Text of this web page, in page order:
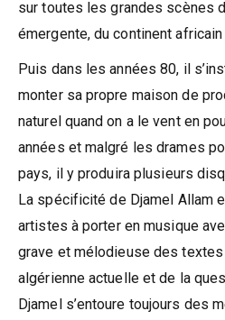
sur toutes les grandes scènes
émergente, du continent africain
Puis dans les années 80, il
monter sa propre maison de
naturel quand on a le vent en
années et malgré les drames
pays, il y produira plusieurs
La spécificité de Djamel Allam
artistes à porter en musique
grave et mélodieuse des
algérienne actuelle et de la
Djamel s’entoure toujours des